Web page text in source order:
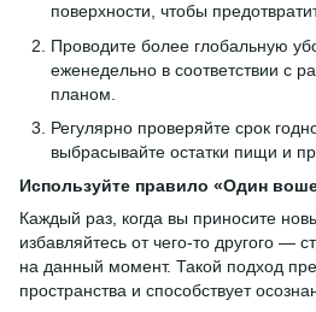
поверхности, чтобы
Проводите более глобальную
еженедельно в соответствии с
планом.
Регулярно проверяйте срок
выбрасывайте остатки пищи и
Используйте правило «Один
Каждый раз, когда вы приносите
избавляйтесь от чего-то другого —
на данный момент. Такой подход
пространства и способствует